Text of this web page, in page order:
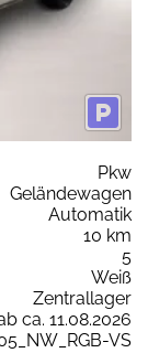
Pkw
Geländewagen
Automatik
10 km
5
Weiß
Zentrallager
ca. 11.08.2026
VS